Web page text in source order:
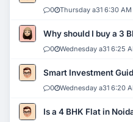
0 Thursday a31 6:30 AM
Why should I buy a 3
0 Wednesday a31 6:25
Smart Investment
0 Wednesday a31 6:20
Is a 4 BHK Flat in